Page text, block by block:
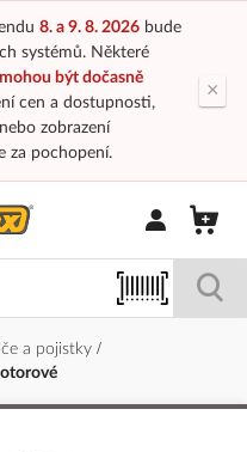
8. a 9. 8. 2026bude
systémů. Některé
mohou být dočasně
cen a dostupnosti,
zobrazení
za pochopení.
×
Přihlásit/
a pojistky